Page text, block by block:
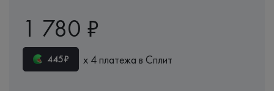
1 780 ₽
445₽ х 4 платежа в Сплит